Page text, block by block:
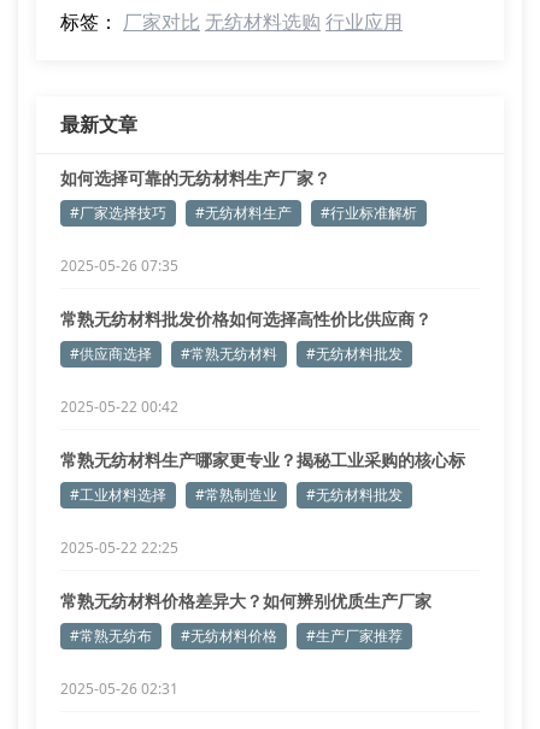
标签： 厂家对比 无纺材料选购 行业应用
最新文章
如何选择可靠的无纺材料生产厂家？
#厂家选择技巧 #无纺材料生产 #行业标准解析
2025-05-26 07:35
常熟无纺材料批发价格如何选择高性价比供应商？
#供应商选择 #常熟无纺材料 #无纺材料批发
2025-05-22 00:42
常熟无纺材料生产哪家更专业？揭秘工业采购的核心标
准#工业材料选择 #常熟制造业 #无纺材料批发
2025-05-22 22:25
常熟无纺材料价格差异大？如何辨别优质生产厂家
#常熟无纺布 #无纺材料价格 #生产厂家推荐
2025-05-26 02:31